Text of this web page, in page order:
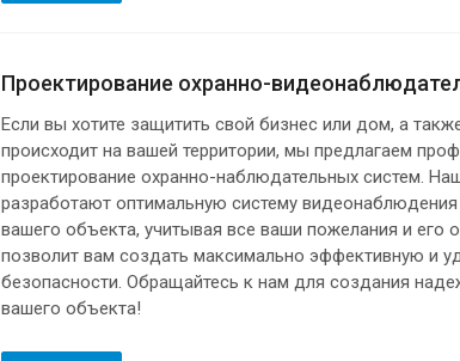
Проектирование охранно-
Если вы хотите защитить свой бизнес или дом, а
происходит на вашей территории, мы предлагаем
проектирование охранно-наблюдательных систем.
разработают оптимальную систему видеонаблюдения
вашего объекта, учитывая все ваши пожелания и его
позволит вам создать максимально эффективную и
безопасности. Обращайтесь к нам для создания
вашего объекта!